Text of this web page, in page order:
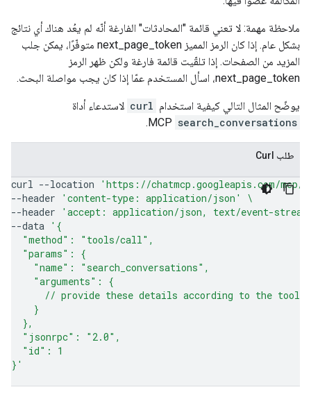
ملاحظة مهمة: لا تعني قائمة "المحادثات" الفارغة أنّه لم يعُد هناك أي نتائج
بشكل عام. إذا كان الرمز المميز next_page_token متوفّرًا، يمكن جلب
المزيد من الصفحات. إذا تلقّيت قائمة فارغة ولكن ظهر الرمز
next_page_token، اسأل المستخدم عمّا إذا كان يجب مواصلة البحث.
يوضّح المثال التالي كيفية استخدام curl لاستدعاء أداة
search_conversations
طلب Curl
curl --location
'https://chatmcp.googleapis.com/mcp/
--header
'content-type: application/json'
\
--header
'accept: application/json, text/event-
--data '{
  "method": "tools/call",
  "params": {
    "name": "search_conversations",
    "arguments": {
// provide these details according to the tool
    }
  },
  "jsonrpc": "2.0",
  "id": 1
}'